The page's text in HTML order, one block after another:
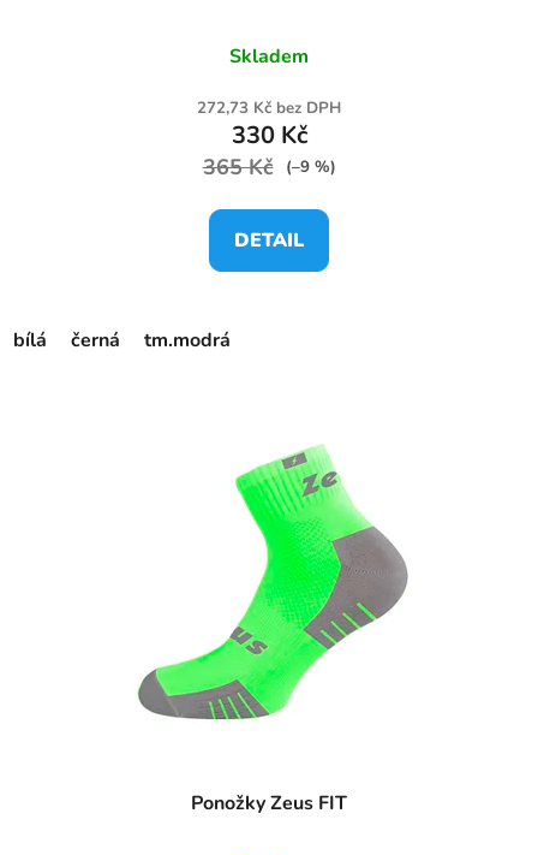
Skladem
272,73 Kč bez DPH
330 Kč
365 Kč (–9 %)
DETAIL
bílá černá tm.modrá
Ponožky Zeus FIT